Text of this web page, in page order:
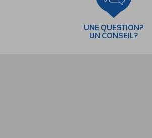
UNE QUESTION?
UN CONSEIL?